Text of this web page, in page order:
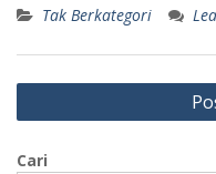
Tak Berkategori
Navigasi
pos
Cari